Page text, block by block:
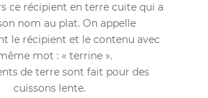
ce récipient en terre cuite qui a
nom au plat. On appelle
le récipient et le contenu avec
mot : « terrine ».
de terre sont fait pour des
cuissons lente.